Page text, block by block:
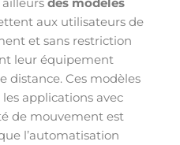
aux utilisateurs de
et sans restriction
leur équipement
distance. Ces modèles
applications avec
de mouvement est
l’automatisation